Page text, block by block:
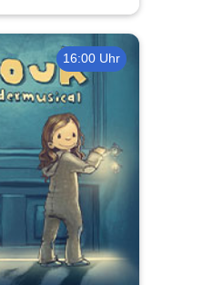
16:00 Uhr